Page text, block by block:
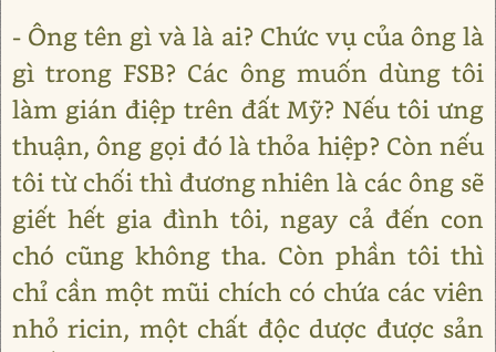
- Ông tên gì và là ai? Chức vụ của ông là
gì trong FSB? Các ông muốn dùng tôi
làm gián điệp trên đất Mỹ? Nếu tôi ưng
thuận, ông gọi đó là thỏa hiệp? Còn nếu
tôi từ chối thì đương nhiên là các ông sẽ
giết hết gia đình tôi, ngay cả đến con
chó cũng không tha. Còn phần tôi thì
chỉ cần một mũi chích có chứa các viên
nhỏ ricin, một chất độc dược được sản